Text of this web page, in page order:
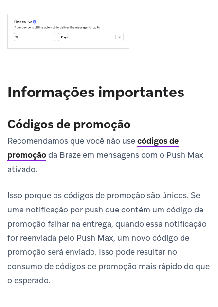
Informações importantes
Códigos de promoção
Recomendamos que você não usecódigos de
promoçãoda Braze em mensagens com o Push Max
ativado.
Isso porque os códigos de promoção são únicos. Se
uma notificação por push que contém um código de
promoção falhar na entrega, quando essa notificação
for reenviada pelo Push Max, um novo código de
promoção será enviado. Isso pode resultar no
consumo de códigos de promoção mais rápido do que
o esperado.